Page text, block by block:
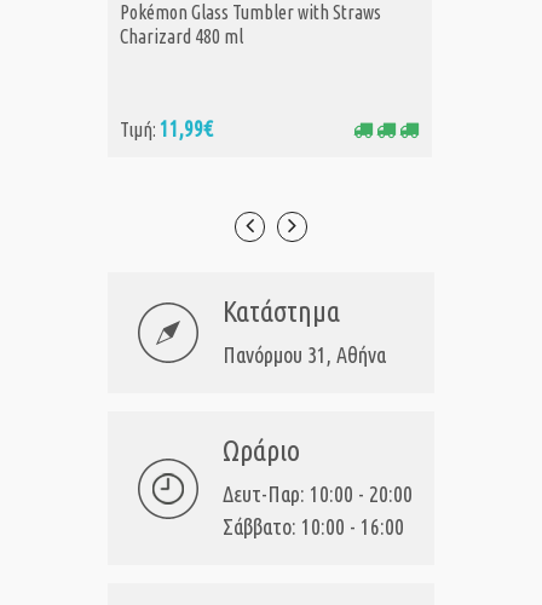
ΑΓΟΡΑ
Pokémon Glass Tumbler with Straws
Charizard 480 ml
Τιμή: 11,99€
Κατάστημα
Πανόρμου 31, Αθήνα
Ωράριο
Δευτ-Παρ: 10:00 - 20:00
Σάββατο: 10:00 - 16:00